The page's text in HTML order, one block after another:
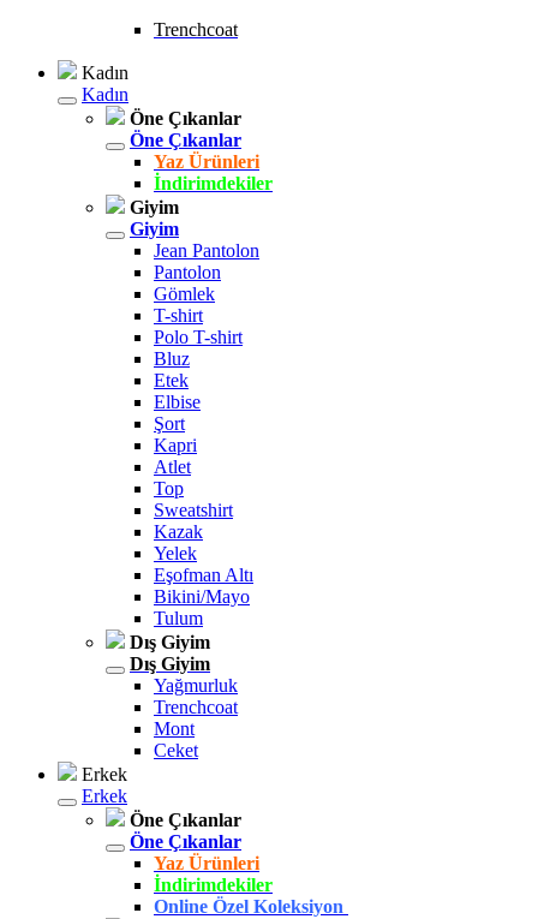
Trenchcoat
Kadın
Kadın
Öne Çıkanlar
Öne Çıkanlar
Yaz Ürünleri
İndirimdekiler
Giyim
Giyim
Jean Pantolon
Pantolon
Gömlek
T-shirt
Polo T-shirt
Bluz
Etek
Elbise
Şort
Kapri
Atlet
Top
Sweatshirt
Kazak
Yelek
Eşofman Altı
Bikini/Mayo
Tulum
Dış Giyim
Dış Giyim
Yağmurluk
Trenchcoat
Mont
Ceket
Erkek
Erkek
Öne Çıkanlar
Öne Çıkanlar
Yaz Ürünleri
İndirimdekiler
Online Özel Koleksiyon